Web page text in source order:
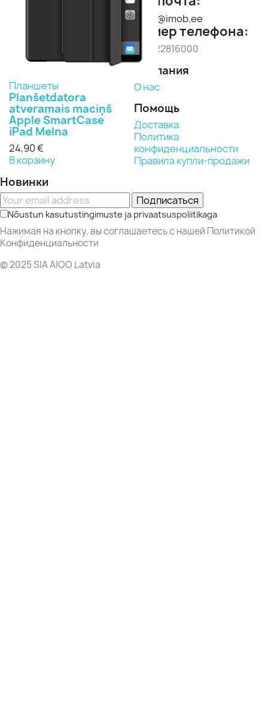
Планшеты
Planšetdatora
atveramais maciņš
Apple SmartCase
iPad Melna
24,90 €
В корзину
imob@imob.ee
Номер телефона:
+371 22816000
Компания
О нас
Помощь
Доставка
Политика
конфиденциальности
Правила купли-продажи
Новинки
Подписаться
Nõustun kasutustingimuste ja privaatsuspoliitikaga
Нажимая на кнопку, вы соглашаетесь с нашей Политикой
Конфиденциальности
© 2025 SIA AIOO Latvia